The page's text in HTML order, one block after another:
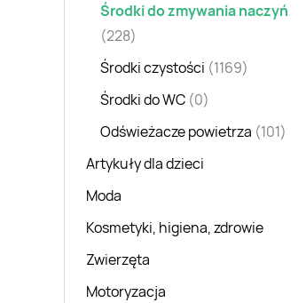
Środki do zmywania naczyń
(228)
Środki czystości (1169)
Środki do WC (0)
Odświeżacze powietrza (101)
Artykuły dla dzieci
Moda
Kosmetyki, higiena, zdrowie
Zwierzęta
Motoryzacja